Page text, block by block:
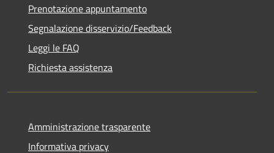
Prenotazione appuntamento
Segnalazione disservizio/Feedback
Leggi le FAQ
Richiesta assistenza
Amministrazione trasparente
Informativa privacy